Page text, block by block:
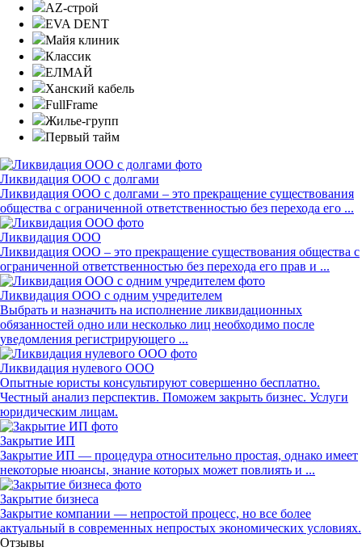
AZ-строй
EVA DENT
Майя клиник
Классик
ЕЛМАЙ
Ханский кабель
FullFrame
Жилье-групп
Первый тайм
Ликвидация ООО с долгами
Ликвидация ООО с долгами – это прекращение существования
общества с ограниченной ответственностью без перехода его ...
Ликвидация ООО
Ликвидация ООО – это прекращение существования общества с
ограниченной ответственностью без перехода его прав и ...
Ликвидация ООО с одним учредителем
Выбрать и назначить на исполнение ликвидационных
обязанностей одно или несколько лиц необходимо после
уведомления регистрирующего ...
Ликвидация нулевого ООО
Опытные юристы консультируют совершенно бесплатно.
Честный анализ перспектив. Поможем закрыть бизнес. Услуги
юридическим лицам.
Закрытие ИП
Закрытие ИП — процедура относительно простая, однако имеет
некоторые нюансы, знание которых может повлиять и ...
Закрытие бизнеса
Закрытие компании — непростой процесс, но все более
актуальный в современных непростых экономических условиях.
Отзывы